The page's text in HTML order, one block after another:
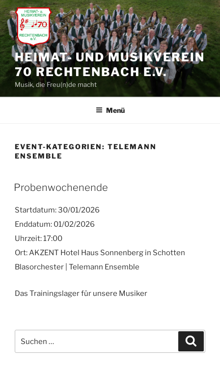
Zum
Inhalt
springen
HEIMAT- UND MUSIKVEREIN
70 RECHTENBACH E.V.
Musik, die Freu(n)de macht
Menü
EVENT-KATEGORIEN:TELEMANN
ENSEMBLE
Probenwochenende
Startdatum:30/01/2026
Enddatum: 01/02/2026
Uhrzeit:17:00
Ort:AKZENT Hotel Haus Sonnenberg in Schotten
Blasorchester | Telemann Ensemble
Das Trainingslager für unsere Musiker
nach: